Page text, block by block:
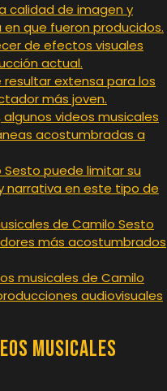
calidad de imagen y
que fueron producidos.
de efectos visuales
actual.
extensa para los
más joven.
videos musicales
acostumbradas a
puede limitar su
narrativa en este tipo de
de Camilo Sesto
más acostumbrados
musicales de Camilo
audiovisuales
musicales